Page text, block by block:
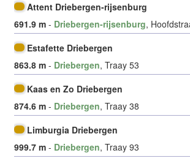
Attent Driebergen-rijsenburg
691.9 m - Driebergen-rijsenburg,
Estafette Driebergen
863.8 m - Driebergen, Traay 53
Kaas en Zo Driebergen
874.6 m - Driebergen, Traay 38
Limburgia Driebergen
999.7 m - Driebergen, Traay 93